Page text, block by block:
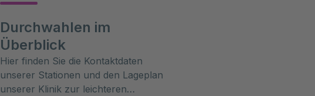
Durchwahlen im
Überblick
Hier finden Sie die Kontaktdaten
unserer Stationen und den Lageplan
unserer Klinik zur leichteren